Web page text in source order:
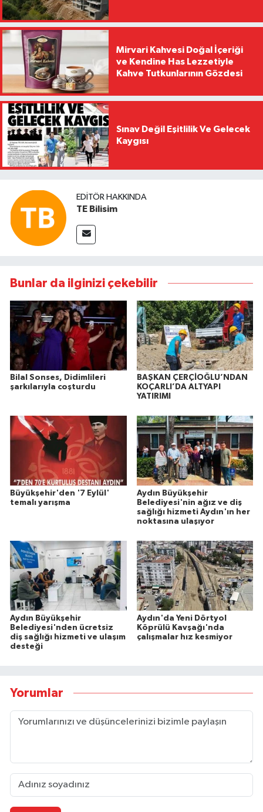
Mirvari Kahvesi Doğal İçeriği
ve Kendine Has Lezzetiyle
Kahve Tutkunlarının Gözdesi
Sınav Değil Eşitlilik Ve Gelecek
Kaygısı
EDITÖR HAKKINDA
TE Bilisim
Bunlar da ilginizi çekebilir
Bilal Sonses, Didimlileri
şarkılarıyla coşturdu
BAŞKAN ÇERÇİOĞLU’NDAN
KOÇARLI’DA ALTYAPI
YATIRIMI
Büyükşehir'den '7 Eylül'
temalı yarışma
Aydın Büyükşehir
Belediyesi'nin ağız ve diş
sağlığı hizmeti Aydın'ın her
noktasına ulaşıyor
Aydın Büyükşehir
Belediyesi'nden ücretsiz
diş sağlığı hizmeti ve ulaşım
desteği
Aydın'da Yeni Dörtyol
Köprülü Kavşağı'nda
çalışmalar hız kesmiyor
Yorumlar